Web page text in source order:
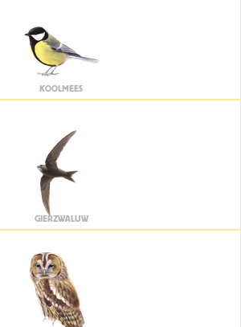
KOOLMEES
GIERZWALUW